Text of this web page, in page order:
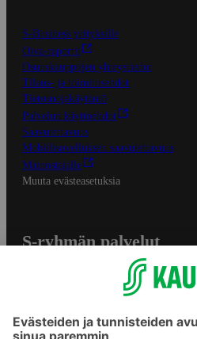
S-Business yrityksille
Oiva-raportit
Osuuskauppojen yhteystiedot
Tilaus- ja toimitusehdot
Tietosuojakäytäntö
Palvelun käyttöehdot
Saavutettavuus
Mobiilisovelluksen saavutettavuus
Mainostajalle
Muuta evästeasetuksia
S-ryhmän palvelut
Yhteishyvä Ruoka -sovellus